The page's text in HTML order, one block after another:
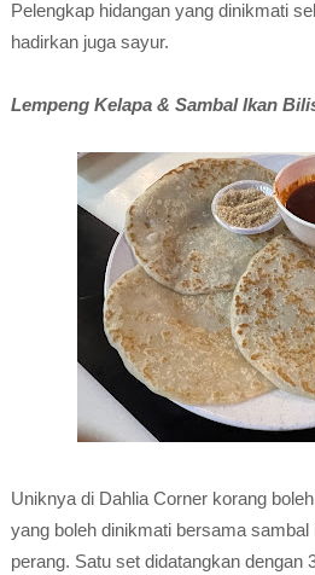
Pelengkap hidangan yang dinikmati
hadirkan juga sayur.
Lempeng Kelapa & Sambal Ikan
Uniknya di Dahlia Corner korang
yang boleh dinikmati bersama sambal
perang. Satu set didatangkan dengan